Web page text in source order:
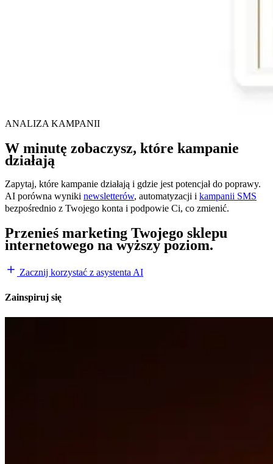
ANALIZA KAMPANII
W minutę zobaczysz, które kampanie
działają
Zapytaj, które kampanie działają i gdzie jest potencjał do poprawy.
AI porówna wyniki newsletterów, automatyzacji i kampanii SMS
bezpośrednio z Twojego konta i podpowie Ci, co zmienić.
Przenieś marketing Twojego sklepu
internetowego na wyższy poziom.
Zacznij korzystać z asystenta AI
Zainspiruj się